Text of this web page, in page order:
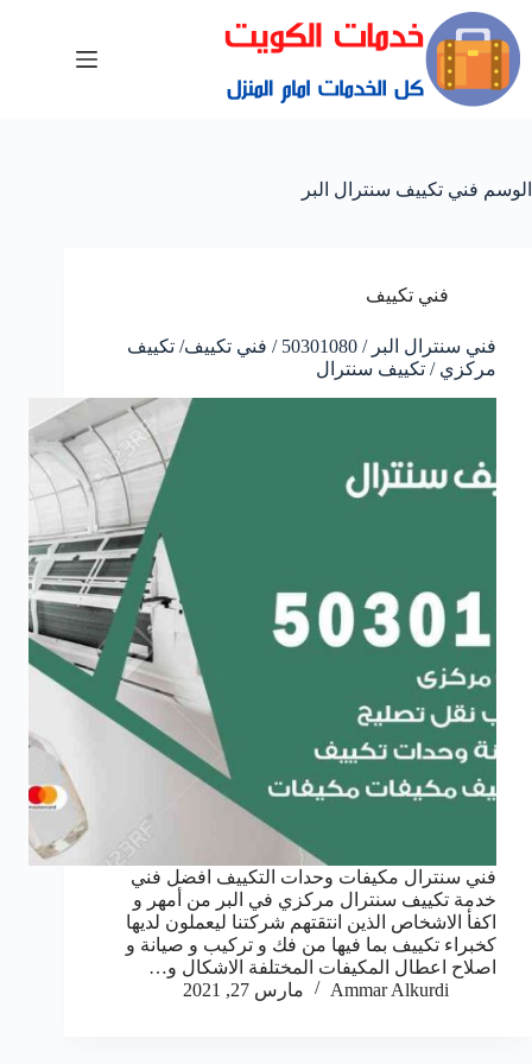
الوسم فني تكييف سنترال البر
فني تكييف
فني سنترال البر / 50301080 / فني تكييف/ تكييف
مركزي / تكييف سنترال
فني سنترال مكيفات وحدات التكييف افضل فني
خدمة تكييف سنترال مركزي في البر من أمهر و
اكفأ الاشخاص الذين انتقتهم شركتنا ليعملون لديها
كخبراء تكييف بما فيها من فك و تركيب و صيانة و
اصلاح اعطال المكيفات المختلفة الاشكال و…
Ammar Alkurdi
مارس 27, 2021